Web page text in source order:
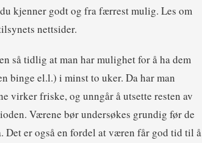
kjenner godt og fra færrest mulig. Les om
nettsider.
så tidlig at man har mulighet for å ha dem
binge el.l.) i minst to uker. Da har man
virker friske, og unngår å utsette resten av
Værene bør undersøkes grundig før de
Det er også en fordel at væren får god tid til å